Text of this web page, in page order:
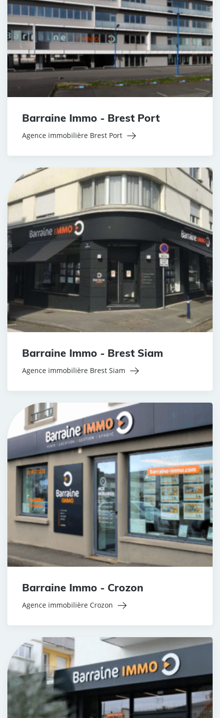
Barraine Immo - Brest Port
Agence immobilière Brest Port
Barraine Immo - Brest Siam
Agence immobilière Brest Siam
Barraine Immo - Crozon
Agence immobilière Crozon